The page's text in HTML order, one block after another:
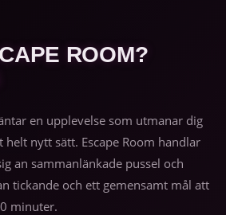
ROOM?
en upplevelse som utmanar dig
helt nytt sätt. Escape Room handlar
an sammanlänkade pussel och
tickande och ett gemensamt mål att
minuter.